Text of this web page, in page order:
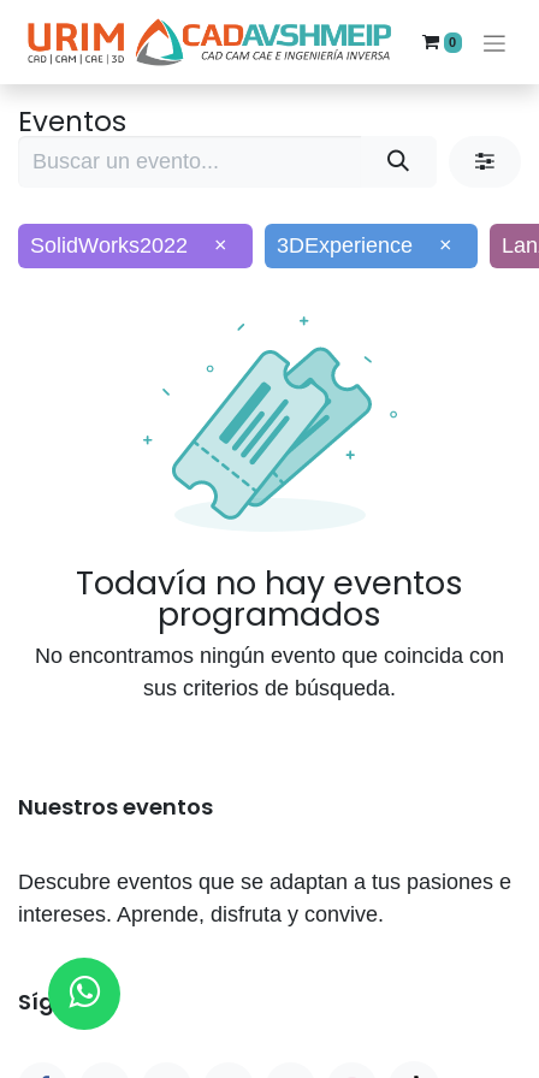
0
Eventos
SolidWorks2022 × 3DExperience ×
Todavía no hay eventos
programados
No encontramos ningún evento que coincida con
sus criterios de búsqueda.
Nuestros eventos
Descubre eventos que se adaptan a tus pasiones e
intereses. Aprende, disfruta y convive.
Síganos